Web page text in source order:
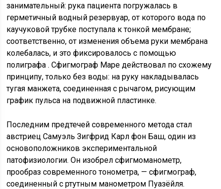
занимательный: рука пациента погружалась в
герметичный водный резервуар, от которого вода по
каучуковой трубке поступала к тонкой мембране;
соответственно, от изменения объема руки мембрана
колебалась, и это фиксировалось с помощью
полиграфа . Сфигмограф Маре действовал по схожему
принципу, только без воды: на руку накладывалась
тугая манжета, соединенная с рычагом, рисующим
график пульса на подвижной пластинке.
Последним предтечей современного метода стал
австриец Самуэль Зигфрид Карл фон Баш, один из
основоположников экспериментальной
патофизиологии. Он изобрел сфигмоманометр,
прообраз современного тонометра, — сфигмограф,
соединенный с ртутным манометром Пуазёйля.